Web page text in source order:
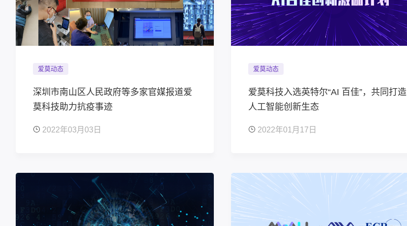
爱莫动态
深圳市南山区人民政府等多家官媒报道爱
莫科技助力抗疫事迹
2022年03月03日
爱莫动态
爱莫科技入选英特尔“AI 百佳”，共同打造
人工智能创新生态
2022年01月17日